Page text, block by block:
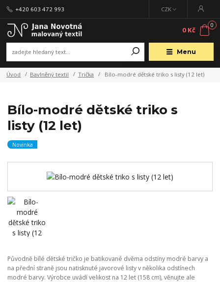
Menu
CZK
+420 603 472 993
0
0 Kč
Úvod Bavlněný textil Trička Bílo-modré dětské triko s listy (12 let)
Bílo-modré dětské triko s
listy (12 let)
Novinka
Původně bílé dětské tričko je batikované dvěma odstíny modré barvy a
na přední straně jsou natisknuté javorové listy v několika odstínech
modré barvy. Výrobce uvádí velikost na 12 let (158 cm), věnujte ale